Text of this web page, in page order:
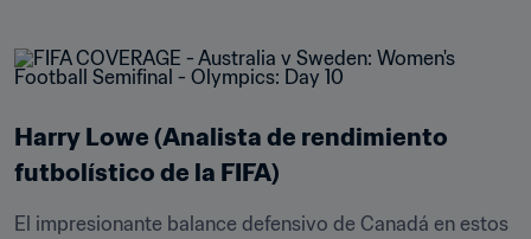
Harry Lowe (Analista de rendimiento
futbolístico de la FIFA)
El impresionante balance defensivo de Canadá en estos